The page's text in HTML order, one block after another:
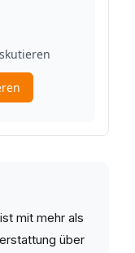
mit mehr als
über